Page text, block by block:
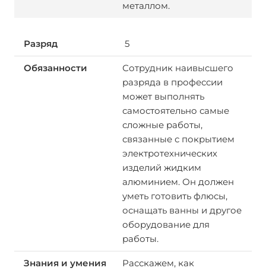
металлом.
5
Сотрудник наивысшего
разряда в профессии
может выполнять
самостоятельно самые
сложные работы,
связанные с покрытием
электротехнических
изделий жидким
алюминием. Он должен
уметь готовить флюсы,
оснащать ванны и другое
оборудование для
работы.
Расскажем, как